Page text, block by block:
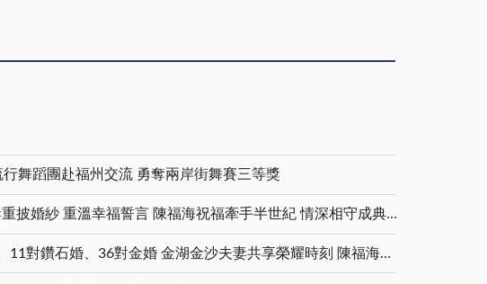
行舞蹈團赴福州交流 勇奪兩岸街舞賽三等獎
金鑽婚夫妻重披婚紗 重溫幸福誓言 陳福海祝福牽手半世紀 情深相守成典範
5對白金婚、11對鑽石婚、36對金婚 金湖金沙夫妻共享榮耀時刻 陳福海表揚金鑽婚夫妻 向半世紀相守家庭典範致敬